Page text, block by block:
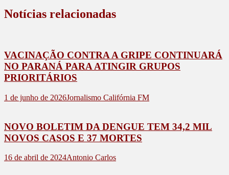
Notícias relacionadas
VACINAÇÃO CONTRA A GRIPE CONTINUARÁ
NO PARANÁ PARA ATINGIR GRUPOS
PRIORITÁRIOS
1 de junho de 2026Jornalismo Califórnia FM
NOVO BOLETIM DA DENGUE TEM 34,2 MIL
NOVOS CASOS E 37 MORTES
16 de abril de 2024Antonio Carlos